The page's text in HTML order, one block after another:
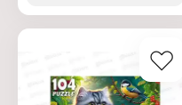
Упаковка: в коробке
Рекомендуемый возраст:
165x140x35 мм